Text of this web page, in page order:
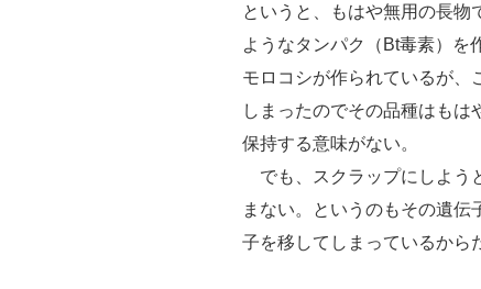
というと、もはや無用の長物
ようなタンパク（Bt毒素）を
モロコシが作られているが、
しまったのでその品種はもは
保持する意味がない。
でも、スクラップにしよう
まない。というのもその遺
子を移してしまっているから